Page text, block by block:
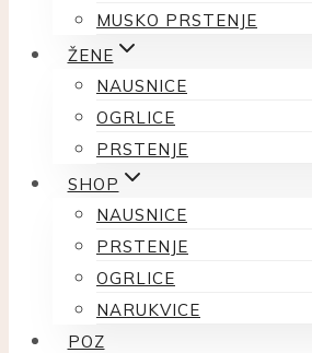
MUSKO PRSTENJE
ŽENE
NAUSNICE
OGRLICE
PRSTENJE
SHOP
NAUSNICE
PRSTENJE
OGRLICE
NARUKVICE
POZ